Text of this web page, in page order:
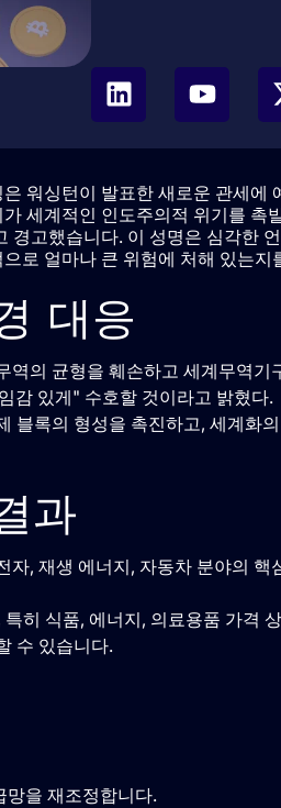
워싱턴이 발표한 새로운 관세에
세계적인 인도주의적 위기를 촉
경고했습니다. 이 성명은 심각한
로 얼마나 큰 위험에 처해 있는지
대응
역의 균형을 훼손하고 세계무역기
감 있게" 수호할 것이라고 밝혔다.
블록의 형성을 촉진하고, 세계화
과
, 재생 에너지, 자동차 분야의 핵
히 식품, 에너지, 의료용품 가격
수 있습니다.
망을 재조정합니다.